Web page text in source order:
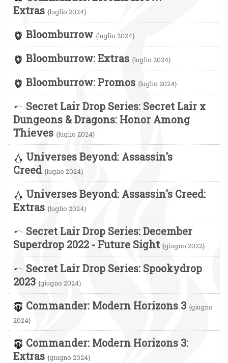
Extras {luglio 2024}
Bloomburrow {luglio 2024}
Bloomburrow: Extras {luglio 2024}
Bloomburrow: Promos {luglio 2024}
Secret Lair Drop Series: Secret Lair x
Dungeons & Dragons: Honor Among
Thieves {luglio 2024}
Universes Beyond: Assassin's
Creed {luglio 2024}
Universes Beyond: Assassin's Creed:
Extras {luglio 2024}
Secret Lair Drop Series: December
Superdrop 2022 - Future Sight {giugno 2022}
Secret Lair Drop Series: Spookydrop
2023 {giugno 2024}
Commander: Modern Horizons 3 {giugno
2024}
Commander: Modern Horizons 3:
Extras {giugno 2024}